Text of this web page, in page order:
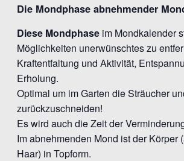
Die Mondphase abnehmender
Diese Mondphase im Mondkalender
Möglichkeiten unerwünschtes zu
Kraftentfaltung und Aktivität,
Erholung.
Optimal um im Garten die Sträucher
zurückzuschneiden!
Es wird auch die Zeit der
Im abnehmenden Mond ist der Körper
Haar) in Topform.